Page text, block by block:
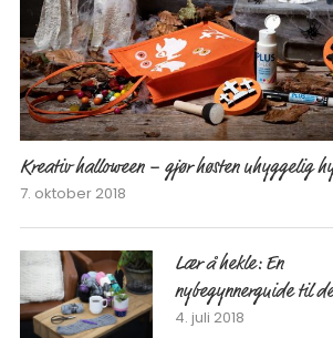
Kreativ halloween – gjør høsten uhyggelig
7. oktober 2018
Lær å hekle: En
nybegynnerguide til
4. juli 2018